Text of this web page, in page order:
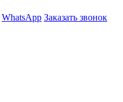
WhatsApp Заказать звонок